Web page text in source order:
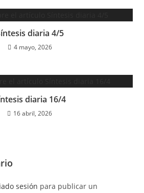
diaria 4/5
4 mayo, 2026
diaria 16/4
16 abril, 2026
sesión para publicar un